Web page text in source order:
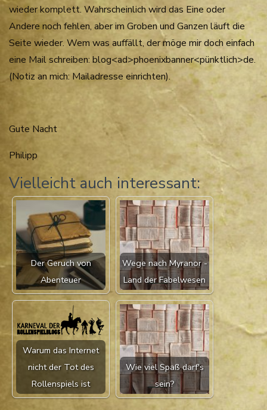
wieder komplett. Wahrscheinlich wird das Eine oder
Andere noch fehlen, aber im Groben und Ganzen läuft die
Seite wieder. Wem was auffällt, der möge mir doch einfach
eine Mail schreiben: blog<ad>phoenixbanner<pünktlich>de.
(Notiz an mich: Mailadresse einrichten).
Gute Nacht
Philipp
Vielleicht auch interessant:
Der Geruch von
Abenteuer
Wege nach Myranor -
Land der Fabelwesen
Warum das Internet
nicht der Tot des
Rollenspiels ist
Wie viel Spaß darf's
sein?